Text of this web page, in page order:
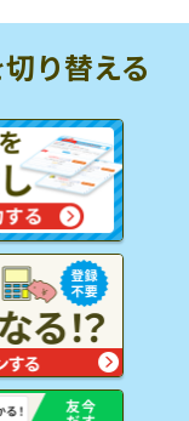
切り替える